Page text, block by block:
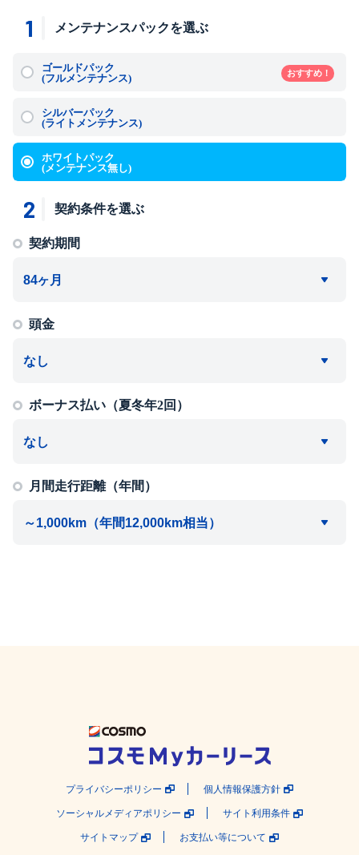
1 メンテナンスパックを選ぶ
ゴールドパック
(フルメンテナンス)
おすすめ！
シルバーパック
(ライトメンテナンス)
ホワイトパック
(メンテナンス無し)
2 契約条件を選ぶ
契約期間
頭金
ボーナス払い（夏冬年2回）
月間走行距離（年間）
プライバシーポリシー 個人情報保護方針
ソーシャルメディアポリシー サイト利用条件
サイトマップ お支払い等について